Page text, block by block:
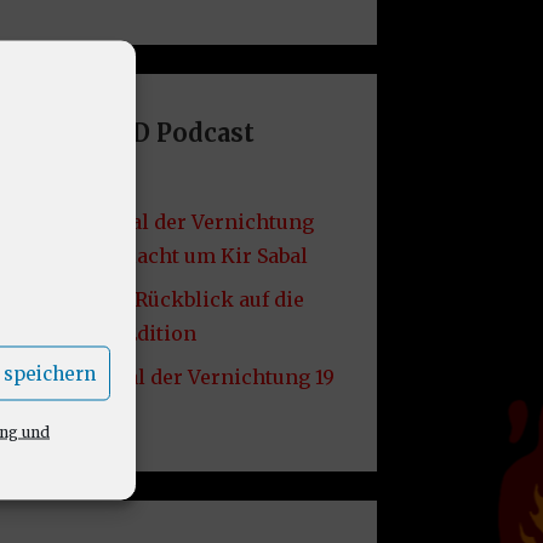
und
Letzte DND Podcast
VF49: Grabmal der Vernichtung
20 – Die Schlacht um Kir Sabal
VF48: Lore – Rückblick auf die
2014er D&D Edition
VF47: Grabmal der Vernichtung 19